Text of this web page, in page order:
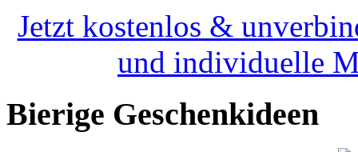
Jetzt kostenlos &
und individuelle
Bierige Geschenkideen